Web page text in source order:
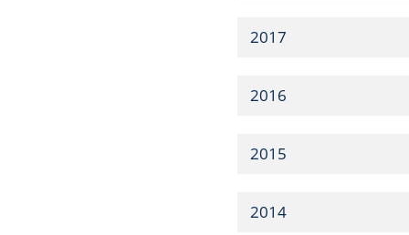
2017
2016
2015
2014